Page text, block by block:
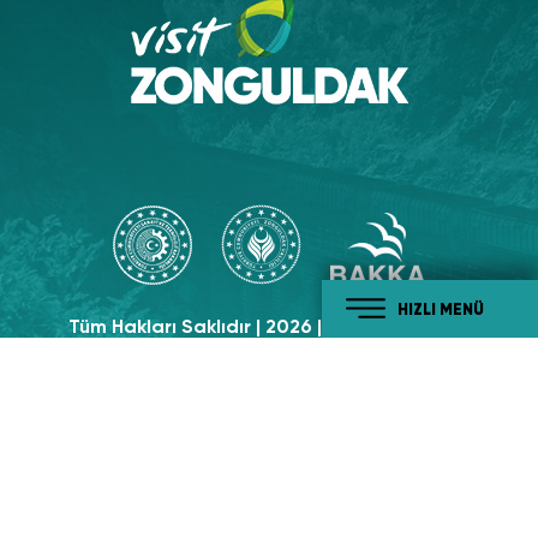
HIZLI MENÜ
Tüm Hakları Saklıdır | 2026 | Visit Zonguldak